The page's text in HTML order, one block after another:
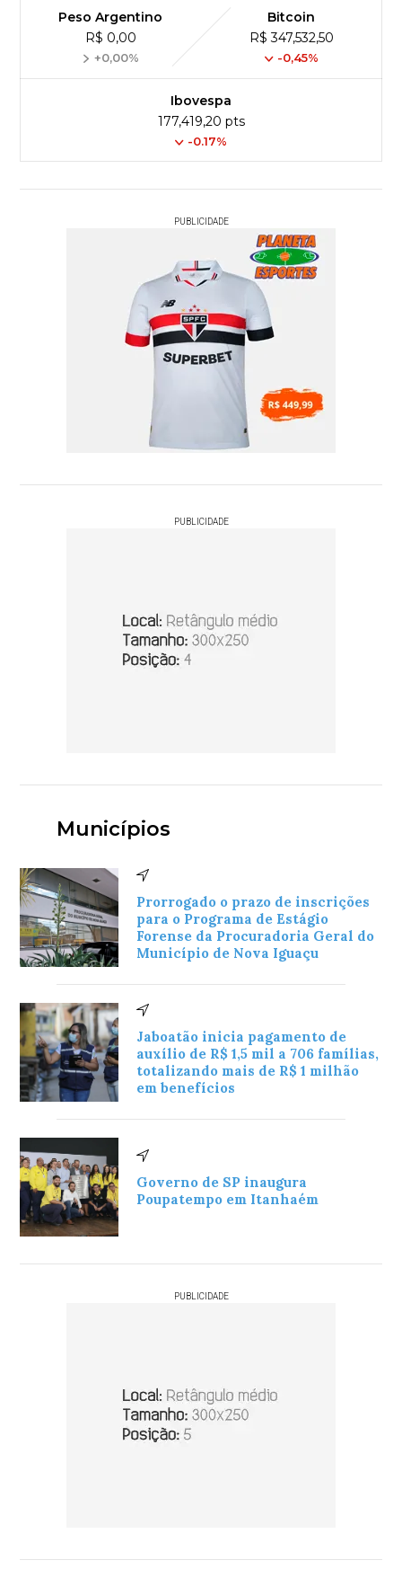
Peso Argentino
R$ 0,00
+0,00%
Bitcoin
R$ 347,532,50
-0,45%
Ibovespa
177,419,20 pts
-0.17%
PUBLICIDADE
PUBLICIDADE
Municípios
Prorrogado o prazo de inscrições
para o Programa de Estágio
Forense da Procuradoria Geral do
Município de Nova Iguaçu
Jaboatão inicia pagamento de
auxílio de R$ 1,5 mil a 706 famílias,
totalizando mais de R$ 1 milhão
em benefícios
Governo de SP inaugura
Poupatempo em Itanhaém
PUBLICIDADE